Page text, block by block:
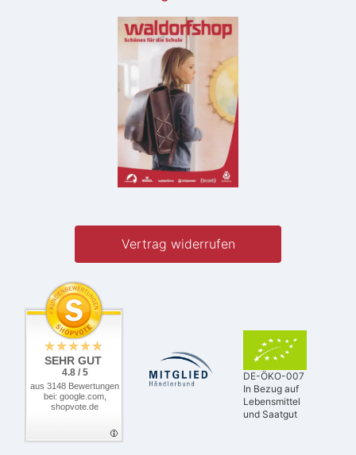
Vertrag widerrufen
SEHR GUT
4.8 / 5
aus 3148 Bewertungen
bei: google.com,
shopvote.de
DE-ÖKO-007
In Bezug auf
Lebensmittel
und Saatgut